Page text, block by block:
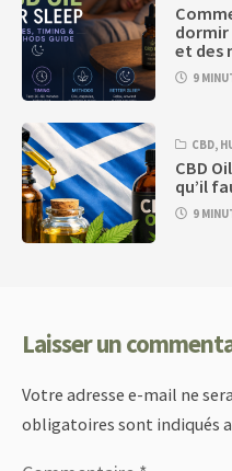
dormir
et des
9
CBD,
CBD
qu’il
9
Laisser un
Votre adresse e-mail ne
obligatoires sont indiqués